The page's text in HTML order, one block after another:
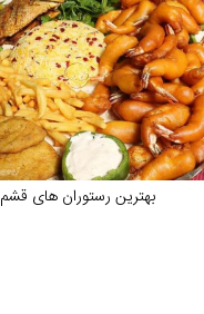
بهترین رستوران های قشم